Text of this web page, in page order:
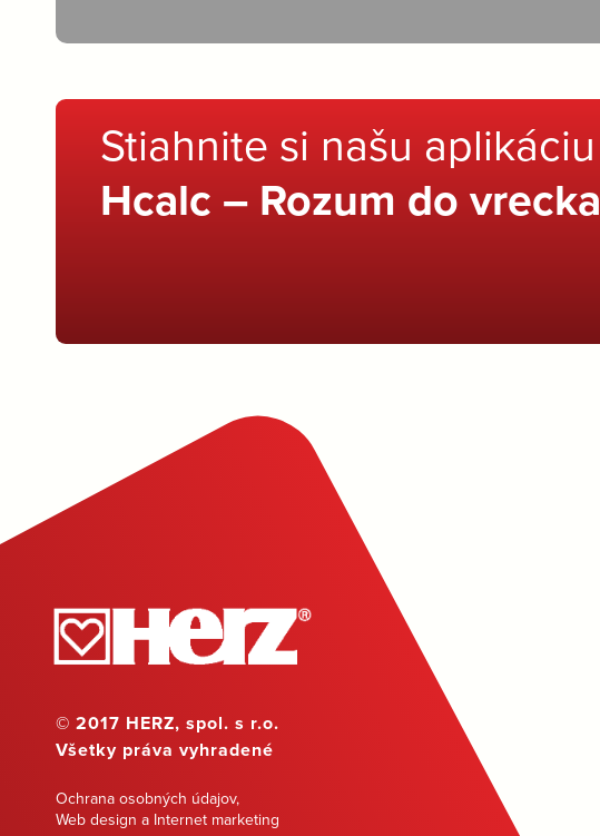
Stiahnite si našu aplikáciu
Hcalc – Rozum do vrecka
© 2017 HERZ, spol. s r.o.
Všetky práva vyhradené
Ochrana osobných údajov,
Web design a Internet marketing